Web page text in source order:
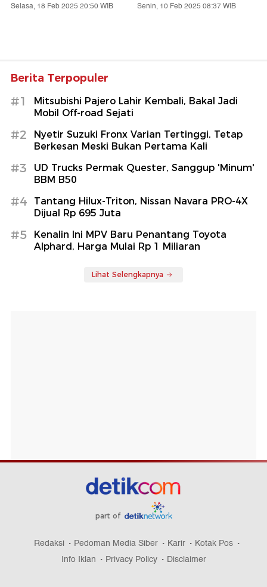
Selasa, 18 Feb 2025 20:50 WIB Senin, 10 Feb 2025 08:37 WIB
Berita Terpopuler
#1
Mitsubishi Pajero Lahir Kembali, Bakal Jadi
Mobil Off-road Sejati
#2
Nyetir Suzuki Fronx Varian Tertinggi, Tetap
Berkesan Meski Bukan Pertama Kali
#3
UD Trucks Permak Quester, Sanggup 'Minum'
BBM B50
#4
Tantang Hilux-Triton, Nissan Navara PRO-4X
Dijual Rp 695 Juta
#5
Kenalin Ini MPV Baru Penantang Toyota
Alphard, Harga Mulai Rp 1 Miliaran
Lihat Selengkapnya
part of
Redaksi Pedoman Media Siber Karir
Kotak Pos
Info Iklan
Privacy Policy Disclaimer